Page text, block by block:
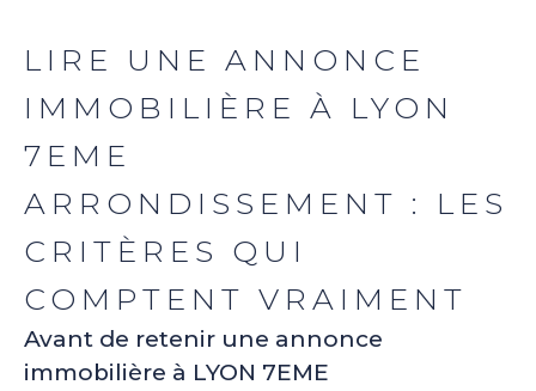
LIRE UNE ANNONCE
IMMOBILIÈRE À LYON
7EME
ARRONDISSEMENT : LES
CRITÈRES QUI
COMPTENT VRAIMENT
Avant de retenir une annonce
immobilière à LYON 7EME